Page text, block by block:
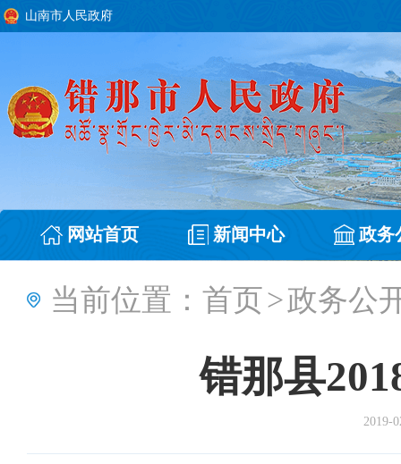
山南市人民政府
网站首页 新闻中心 政务
当前位置： 首页>政务公
错那县
2019-